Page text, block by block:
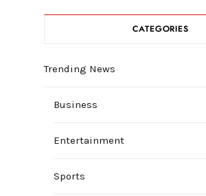
CATEGORIES
Trending News
Business
Entertainment
Sports